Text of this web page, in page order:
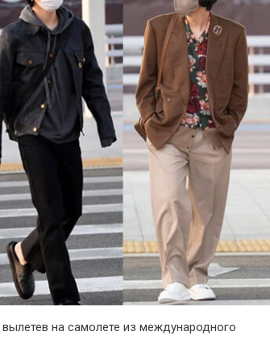
на самолете из международного